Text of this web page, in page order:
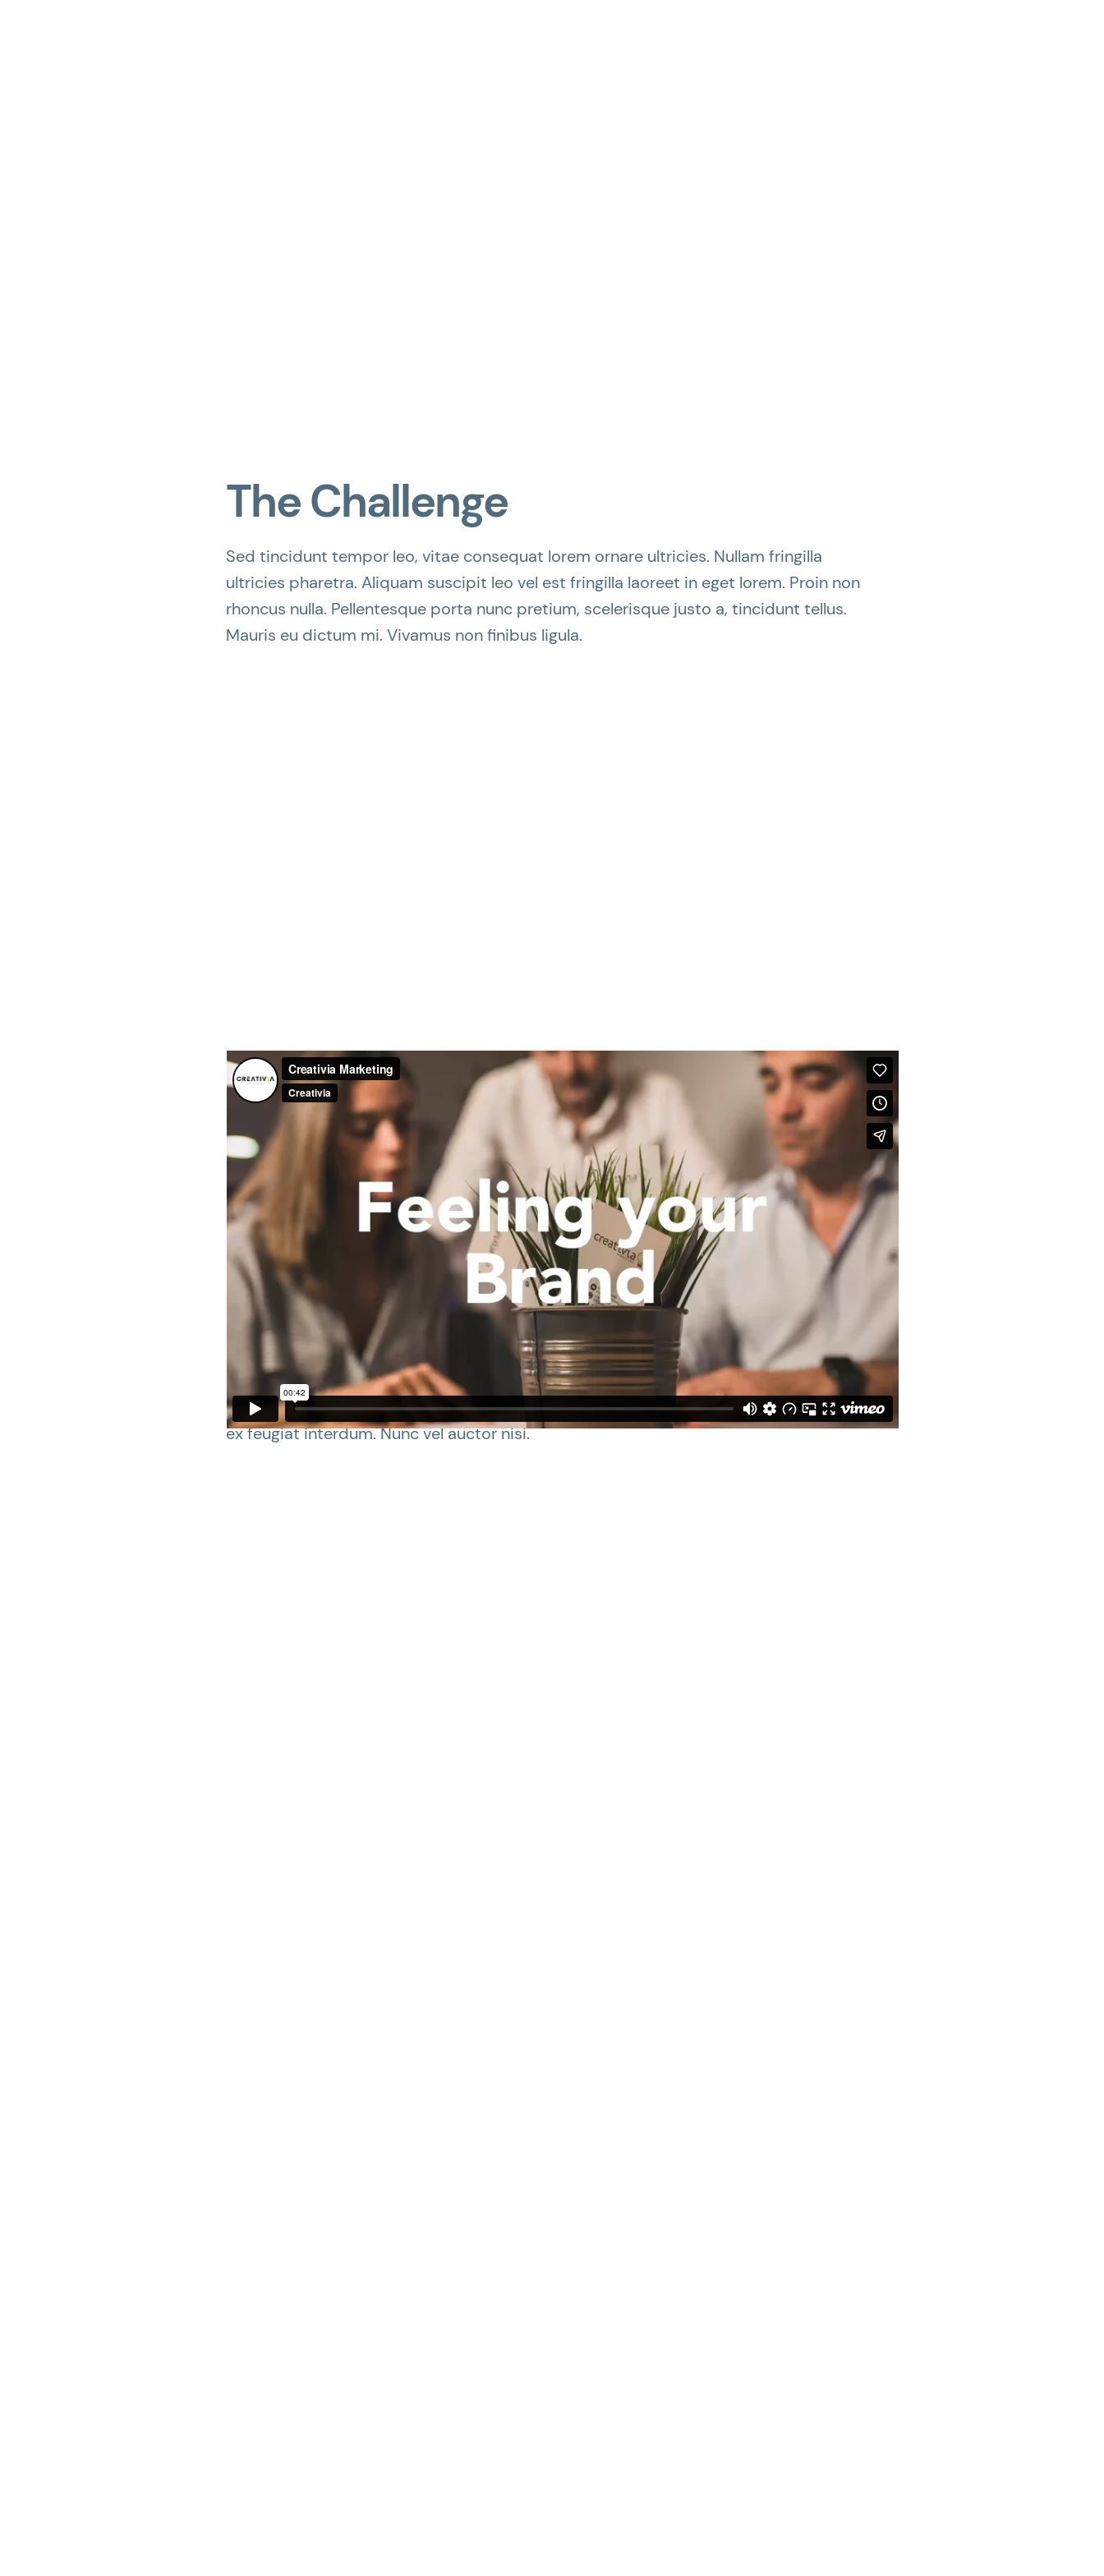
The Challenge
Sed tincidunt tempor leo, vitae consequat lorem ornare ultricies. Nullam fringilla
ultricies pharetra. Aliquam suscipit leo vel est fringilla laoreet in eget lorem. Proin non
rhoncus nulla. Pellentesque porta nunc pretium, scelerisque justo a, tincidunt tellus.
Mauris eu dictum mi. Vivamus non finibus ligula.
Voluptatum ab sunt tenetur voluptas.
Nulla consectetur maximus turpis a egestas. Mauris efficitur, ante non bibendum
eleifend, diam massa varius ex, non vestibulum risus metus in eros. Proin eu urna vitae
ex feugiat interdum. Nunc vel auctor nisi. Pellentesque a bibendum tortor. Sed
scelerisque auctor odio, id scelerisque diam fermentum sit amet.
Nulla consectetur maximus turpis a egestas. Mauris efficitur, ante non bibendum
eleifend, diam massa varius ex, non vestibulum risus metus in eros. Proin eu urna vitae
ex feugiat interdum. Nunc vel auctor nisi.
Nulla consectetur maximus turpis a egestas. Mauris efficitur, ante non bibendum
eleifend, diam massa varius ex, non vestibulum risus metus in eros. Proin eu urna vitae
ex feugiat interdum. Nunc vel auctor nisi.